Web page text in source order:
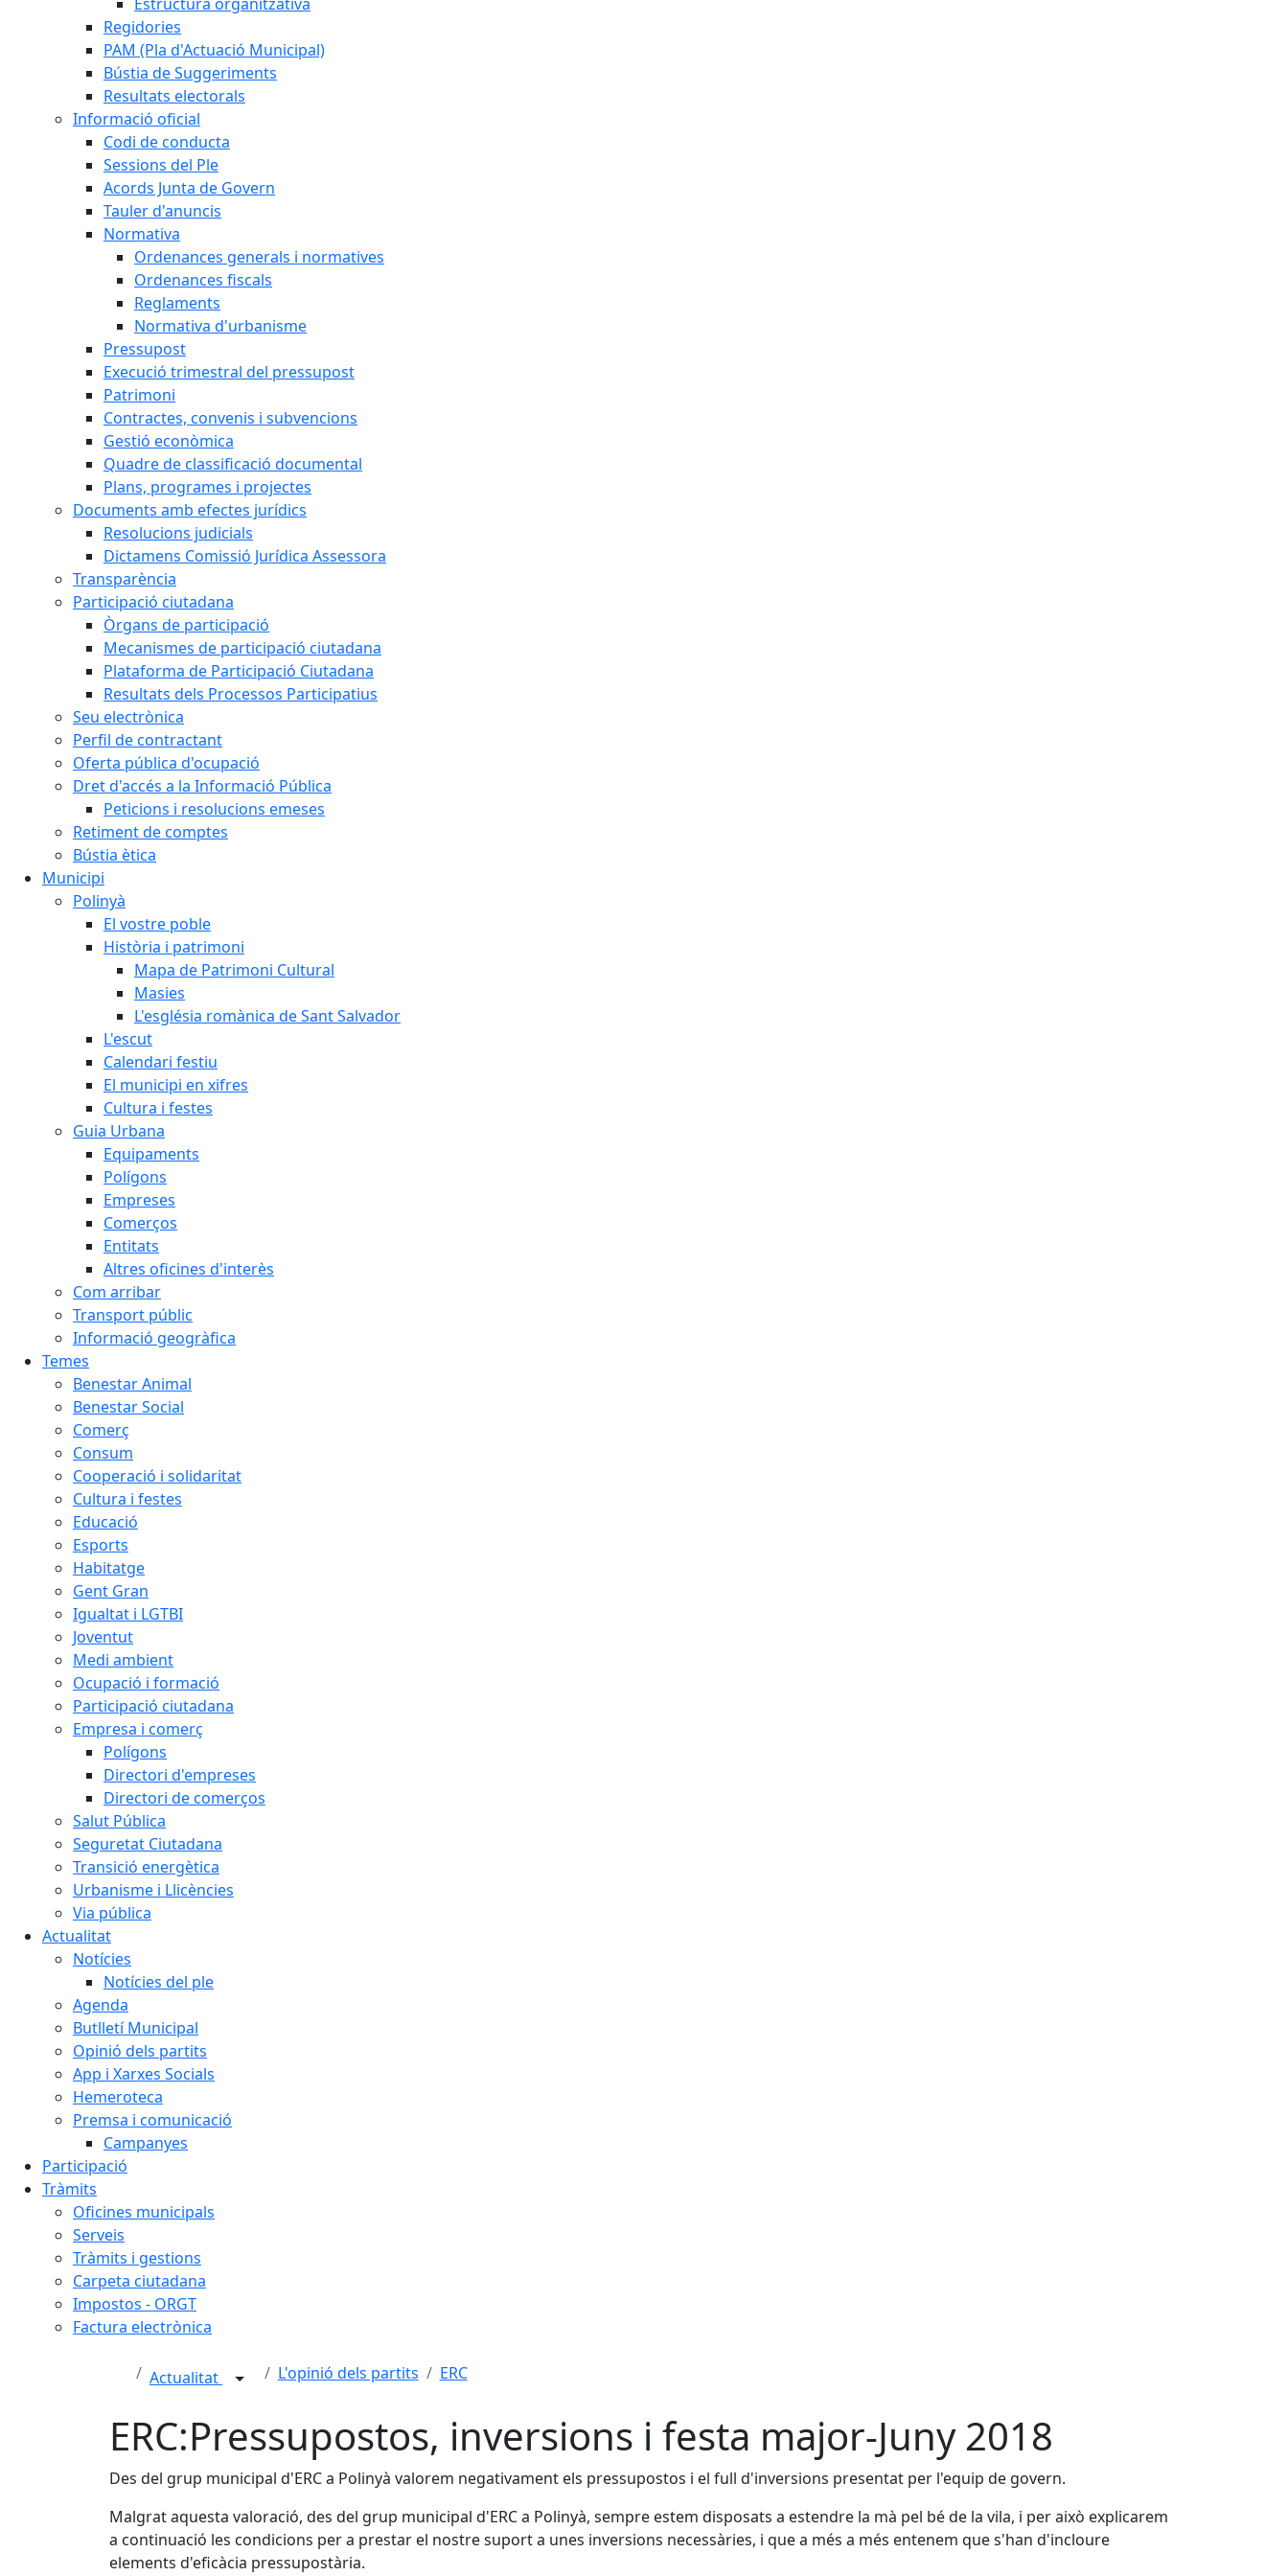
Regidories
PAM (Pla d'Actuació Municipal)
Bústia de Suggeriments
Resultats electorals
Informació oficial
Codi de conducta
Sessions del Ple
Acords Junta de Govern
Tauler d'anuncis
Normativa
Ordenances generals i normatives
Ordenances fiscals
Reglaments
Normativa d'urbanisme
Pressupost
Execució trimestral del pressupost
Patrimoni
Contractes, convenis i subvencions
Gestió econòmica
Quadre de classificació documental
Plans, programes i projectes
Documents amb efectes jurídics
Resolucions judicials
Dictamens Comissió Jurídica Assessora
Transparència
Participació ciutadana
Òrgans de participació
Mecanismes de participació ciutadana
Plataforma de Participació Ciutadana
Resultats dels Processos Participatius
Seu electrònica
Perfil de contractant
Oferta pública d'ocupació
Dret d'accés a la Informació Pública
Peticions i resolucions emeses
Retiment de comptes
Bústia ètica
Municipi
Polinyà
El vostre poble
Història i patrimoni
Mapa de Patrimoni Cultural
Masies
L'església romànica de Sant Salvador
L'escut
Calendari festiu
El municipi en xifres
Cultura i festes
Guia Urbana
Equipaments
Polígons
Empreses
Comerços
Entitats
Altres oficines d'interès
Com arribar
Transport públic
Informació geogràfica
Temes
Benestar Animal
Benestar Social
Comerç
Consum
Cooperació i solidaritat
Cultura i festes
Educació
Esports
Habitatge
Gent Gran
Igualtat i LGTBI
Joventut
Medi ambient
Ocupació i formació
Participació ciutadana
Empresa i comerç
Polígons
Directori d'empreses
Directori de comerços
Salut Pública
Seguretat Ciutadana
Transició energètica
Urbanisme i Llicències
Via pública
Actualitat
Notícies
Notícies del ple
Agenda
Butlletí Municipal
Opinió dels partits
App i Xarxes Socials
Hemeroteca
Premsa i comunicació
Campanyes
Participació
Tràmits
Oficines municipals
Serveis
Tràmits i gestions
Carpeta ciutadana
Impostos - ORGT
Factura electrònica
Actualitat L'opinió dels partits ERC
ERC:Pressupostos, inversions i festa major-Juny 2018
Des del grup municipal d'ERC a Polinyà valorem negativament els pressupostos i el full d'inversions presentat per l'equip de govern.
Malgrat aquesta valoració, des del grup municipal d'ERC a Polinyà, sempre estem disposats a estendre la mà pel bé de la vila, i per això explicarem
a continuació les condicions per a prestar el nostre suport a unes inversions necessàries, i que a més a més entenem que s'han d'incloure
elements d'eficàcia pressupostària.